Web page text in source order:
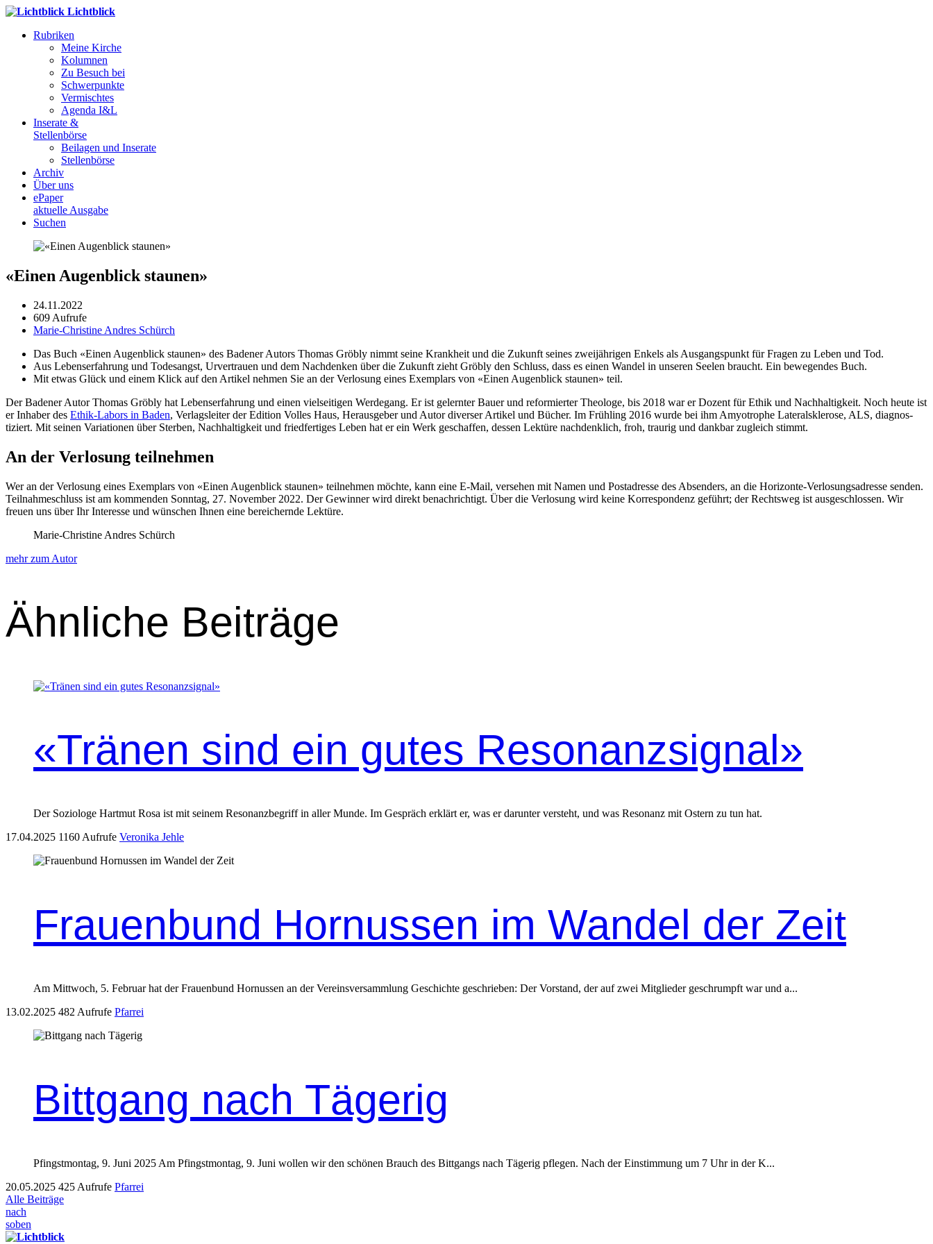
Lichtblick
Rubriken
Meine Kirche
Kolumnen
Zu Besuch bei
Schwerpunkte
Vermischtes
Agenda I&L
Inserate &
Stellenbörse
Beilagen und Inserate
Stellenbörse
Archiv
Über uns
ePaper
aktuelle Ausgabe
Suchen
«Einen Augenblick staunen»
24.11.2022
609 Aufrufe
Marie-Christine Andres Schürch
Das Buch «Einen Augen­blick staunen» des Baden­er Autors Thomas Gröbly nimmt seine Krankheit und die Zukun­ft seines zwei­jähri­gen Enkels als Aus­gangspunkt für Fra­gen zu Leben und Tod.
Aus Lebenser­fahrung und Tode­sangst, Urver­trauen und dem Nach­denken über die Zukun­ft zieht Gröbly den Schluss, dass es einen Wan­del in unseren See­len braucht. Ein bewe­gen­des Buch.
Mit etwas Glück und einem Klick auf den Artikel nehmen Sie an der Ver­losung eines Exem­plars von «Einen Augen­blick staunen» teil.
Der Baden­er Autor Thomas Gröbly hat Lebenser­fahrung und einen viel­seit­i­gen Werde­gang. Er ist gel­ern­ter Bauer und reformiert­er The­ologe, bis 2018 war er Dozent für Ethik und Nach­haltigkeit. Noch heute ist
er Inhab­er des Ethik-Labors in Baden, Ver­lagsleit­er der Edi­tion Volles Haus, Her­aus­ge­ber und Autor divers­er Artikel und Büch­er. Im Früh­ling 2016 wurde bei ihm Amy­otro­phe Lat­er­al­sklerose, ALS, diag­nos­
tiziert. Mit seinen Vari­a­tio­nen über Ster­ben, Nach­haltigkeit und fried­fer­tiges Leben hat er ein Werk geschaf­fen, dessen Lek­türe nach­den­klich, froh, trau­rig und dankbar zugle­ich stimmt.
An der Verlosung teilnehmen
Wer an der Ver­losung eines Exem­plars von «Einen Augen­blick staunen» teil­nehmen möchte, kann eine E‑Mail, verse­hen mit Namen und Postadresse des Absenders, an die Hor­i­zonte-Ver­losungsadresse senden.
Teil­nahmeschluss ist am kom­menden Son­ntag, 27. Novem­ber 2022. Der Gewin­ner wird direkt benachrichtigt. Über die Ver­losung wird keine Kor­re­spon­denz geführt; der Rechtsweg ist aus­geschlossen. Wir
freuen uns über Ihr Inter­esse und wün­schen Ihnen eine bere­ich­ernde Lek­türe.
Marie-Christine Andres Schürch
mehr zum Autor
Ähnliche Beiträge
«Tränen sind ein gutes Resonanzsignal»
Der Soziologe Hartmut Rosa ist mit seinem Resonanzbegriff in aller Munde. Im Gespräch erklärt er, was er darunter versteht, und was Resonanz mit Ostern zu tun hat.
17.04.2025 1160 Aufrufe Veronika Jehle
Frauenbund Hornussen im Wandel der Zeit
Am Mittwoch, 5. Feb­ru­ar hat der Frauen­bund Hor­nussen an der Vere­insver­samm­lung Geschichte geschrieben: Der Vor­stand, der auf zwei Mit­glieder geschrumpft war und a...
13.02.2025 482 Aufrufe Pfarrei
Bittgang nach Tägerig
Pfin­gst­mon­tag, 9. Juni 2025 Am Pfin­gst­mon­tag, 9. Juni wollen wir den schö­nen Brauch des Bittgangs nach Tägerig pfle­gen. Nach der Ein­stim­mung um 7 Uhr in der K...
20.05.2025 425 Aufrufe Pfarrei
Alle Beiträge
nach
soben